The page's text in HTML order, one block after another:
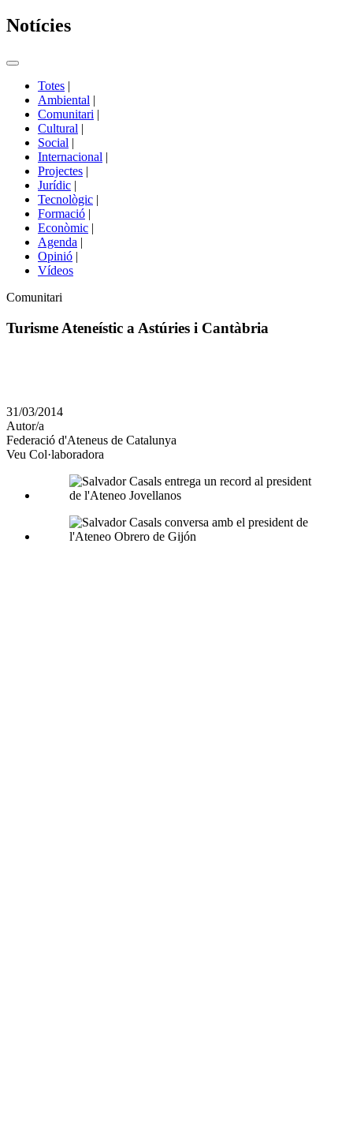
Notícies
Commutador
portals
Totes |
Ambiental |
Comunitari |
Cultural |
Social |
Internacional |
Projectes |
Jurídic |
Tecnològic |
Formació |
Econòmic |
Agenda |
Opinió |
Vídeos
Àmbit
la
Comunitari
Turisme Ateneístic a Astúries i Cantàbria
en
altres
xarxes
socials
31/03/2014
Autor/a
Federació d'Ateneus de Catalunya
Veu Col·laboradora